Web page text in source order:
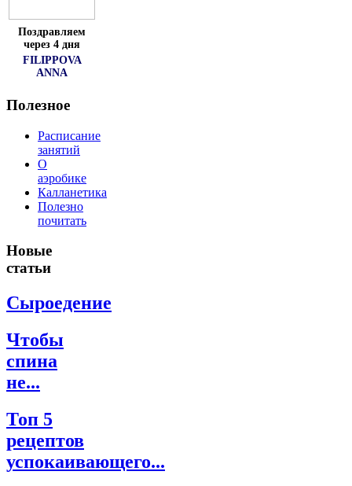
Поздравляем
через 4 дня
FILIPPOVA
ANNA
Полезное
Расписание
занятий
О
аэробике
Калланетика
Полезно
почитать
Новые
статьи
Сыроедение
Чтобы
спина
не...
Топ 5
рецептов
успокаивающего...